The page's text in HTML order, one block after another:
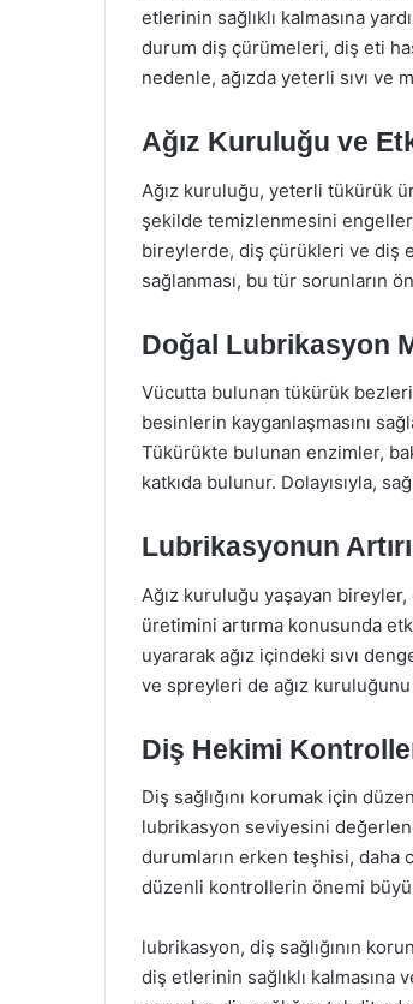
etlerinin sağlıklı kalmasına
durum diş çürümeleri, diş eti
nedenle, ağızda yeterli sıvı ve
Ağız Kuruluğu ve
Ağız kuruluğu, yeterli tükürük
şekilde temizlenmesini engeller
bireylerde, diş çürükleri ve diş
sağlanması, bu tür sorunların
Doğal Lubrikasyon
Vücutta bulunan tükürük
besinlerin kayganlaşmasını
Tükürükte bulunan enzimler,
katkıda bulunur. Dolayısıyla,
Lubrikasyonun
Ağız kuruluğu yaşayan
üretimini artırma konusunda
uyararak ağız içindeki sıvı
ve spreyleri de ağız
Diş Hekimi
Diş sağlığını korumak için
lubrikasyon seviyesini
durumların erken teşhisi, daha
düzenli kontrollerin önemi
lubrikasyon, diş sağlığının
diş etlerinin sağlıklı